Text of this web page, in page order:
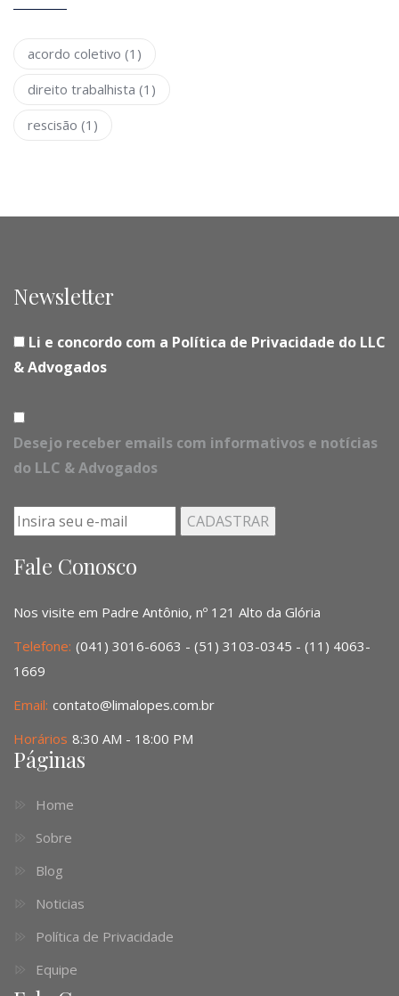
acordo coletivo (1)
direito trabalhista (1)
rescisão (1)
Newsletter
Li e concordo com a Política de Privacidade do LLC
& Advogados
Desejo receber emails com informativos e notícias
do LLC & Advogados
Fale Conosco
Nos visite em Padre Antônio, nº 121 Alto da Glória
Telefone: (041) 3016-6063 - (51) 3103-0345 - (11) 4063-
1669
Email: contato@limalopes.com.br
Horários 8:30 AM - 18:00 PM
Páginas
Home
Sobre
Blog
Noticias
Política de Privacidade
Equipe